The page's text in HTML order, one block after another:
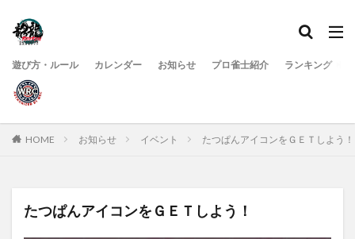
遊び方・ルール カレンダー お知らせ プロ雀士紹介 ランキング
HOME お知らせ イベント たつぱんアイコンをＧＥＴしよう！
たつぱんアイコンをＧＥＴしよう！